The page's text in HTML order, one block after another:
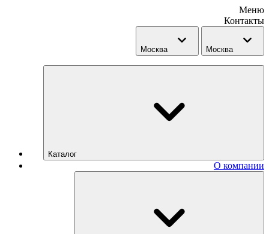
Меню
Контакты
Москва Москва
Каталог
О компании